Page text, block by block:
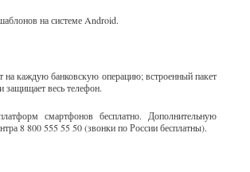
на системе Android.
на каждую банковскую операцию; встроенный пакет
весь телефон.
смартфонов бесплатно. Дополнительную
8 800 555 55 50 (звонки по России бесплатны).